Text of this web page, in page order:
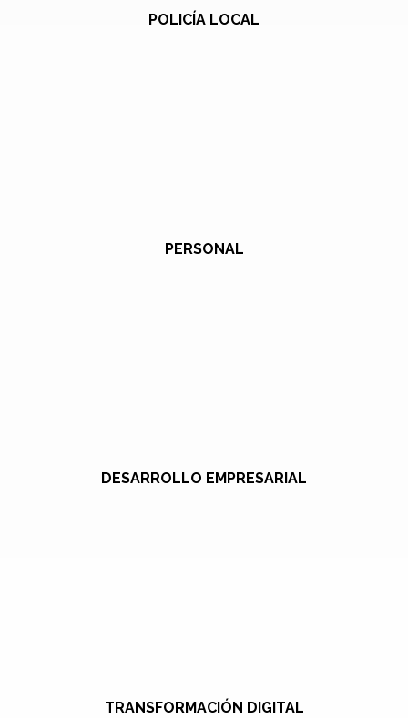
POLICÍA LOCAL
PERSONAL
DESARROLLO EMPRESARIAL
TRANSFORMACIÓN DIGITAL